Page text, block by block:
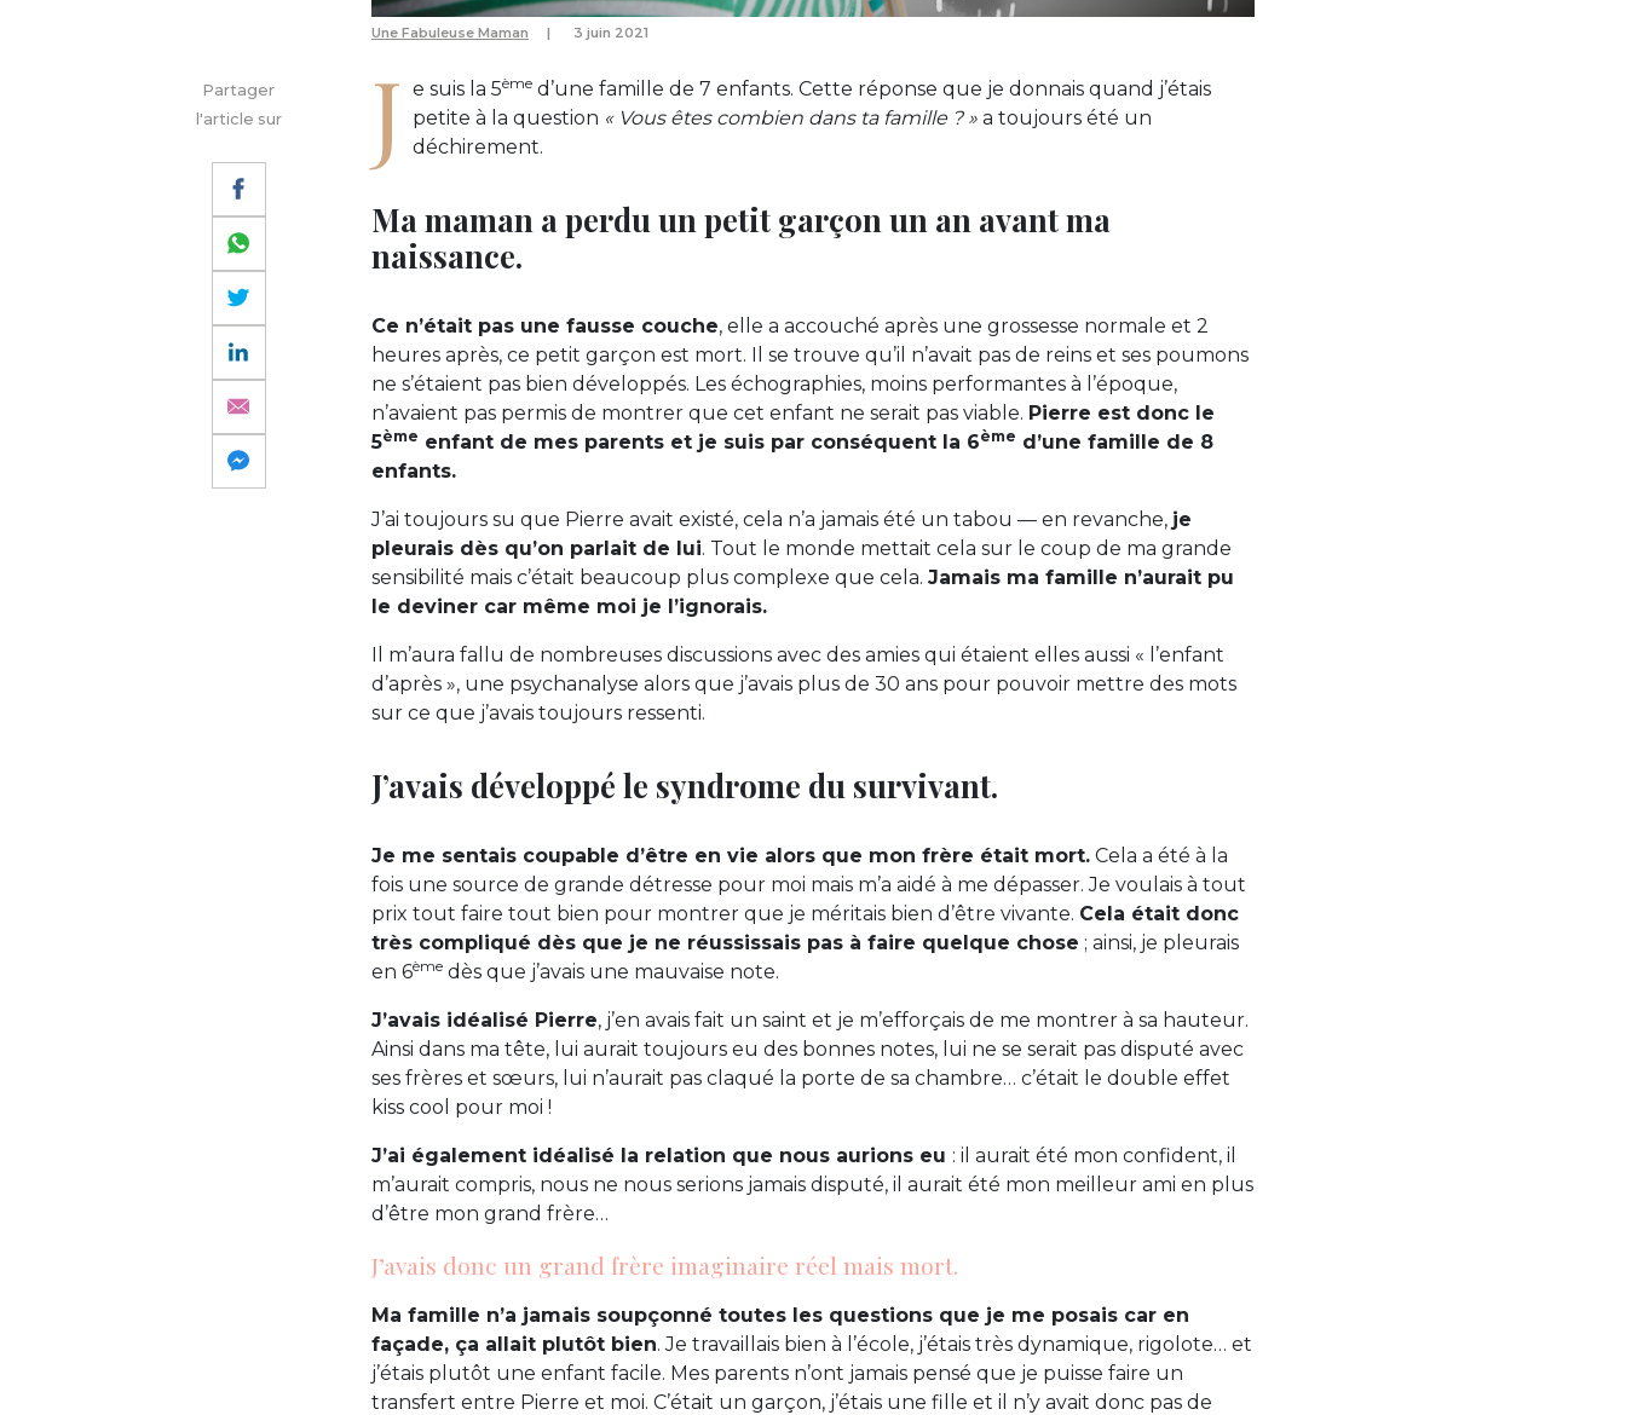
Une Fabuleuse Maman 3 juin 2021
Partager
l'article sur
J e suis la 5ème d’une famille de 7 enfants. Cette réponse que je donnais quand j’étais
petite à la question « Vous êtes combien dans ta famille ? » a toujours été un
déchirement.
Ma maman a perdu un petit garçon un an avant ma
naissance.
Ce n’était pas une fausse couche, elle a accouché après une grossesse normale et 2
heures après, ce petit garçon est mort. Il se trouve qu’il n’avait pas de reins et ses poumons
ne s’étaient pas bien développés. Les échographies, moins performantes à l’époque,
n’avaient pas permis de montrer que cet enfant ne serait pas viable. Pierre est donc le
5ème enfant de mes parents et je suis par conséquent la 6ème d’une famille de 8
enfants.
J’ai toujours su que Pierre avait existé, cela n’a jamais été un tabou — en revanche, je
pleurais dès qu’on parlait de lui. Tout le monde mettait cela sur le coup de ma grande
sensibilité mais c’était beaucoup plus complexe que cela. Jamais ma famille n’aurait pu
le deviner car même moi je l’ignorais.
Il m’aura fallu de nombreuses discussions avec des amies qui étaient elles aussi « l’enfant
d’après », une psychanalyse alors que j’avais plus de 30 ans pour pouvoir mettre des mots
sur ce que j’avais toujours ressenti.
J’avais développé le syndrome du survivant.
Je me sentais coupable d’être en vie alors que mon frère était mort. Cela a été à la
fois une source de grande détresse pour moi mais m’a aidé à me dépasser. Je voulais à tout
prix tout faire tout bien pour montrer que je méritais bien d’être vivante. Cela était donc
très compliqué dès que je ne réussissais pas à faire quelque chose ; ainsi, je pleurais
en 6ème dès que j’avais une mauvaise note.
J’avais idéalisé Pierre, j’en avais fait un saint et je m’efforçais de me montrer à sa hauteur.
Ainsi dans ma tête, lui aurait toujours eu des bonnes notes, lui ne se serait pas disputé avec
ses frères et sœurs, lui n’aurait pas claqué la porte de sa chambre… c’était le double effet
kiss cool pour moi !
J’ai également idéalisé la relation que nous aurions eu : il aurait été mon confident, il
m’aurait compris, nous ne nous serions jamais disputé, il aurait été mon meilleur ami en plus
d’être mon grand frère…
J’avais donc un grand frère imaginaire réel mais mort.
Ma famille n’a jamais soupçonné toutes les questions que je me posais car en
façade, ça allait plutôt bien. Je travaillais bien à l’école, j’étais très dynamique, rigolote… et
j’étais plutôt une enfant facile. Mes parents n’ont jamais pensé que je puisse faire un
transfert entre Pierre et moi. C’était un garçon, j’étais une fille et il n’y avait donc pas de